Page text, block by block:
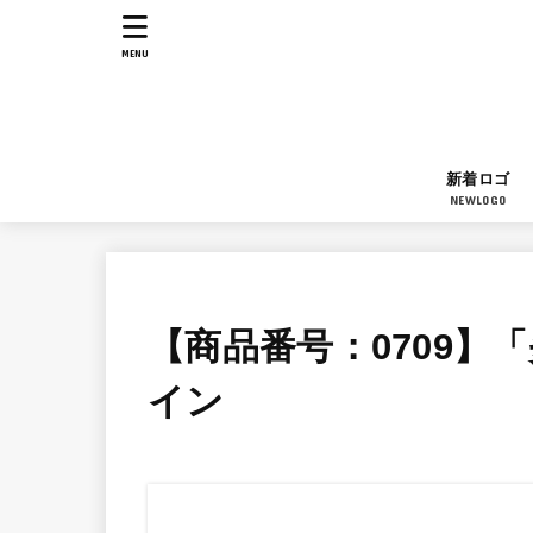
新着ロゴ
NEWLOGO
MENU
【商品番号：0709】
イン